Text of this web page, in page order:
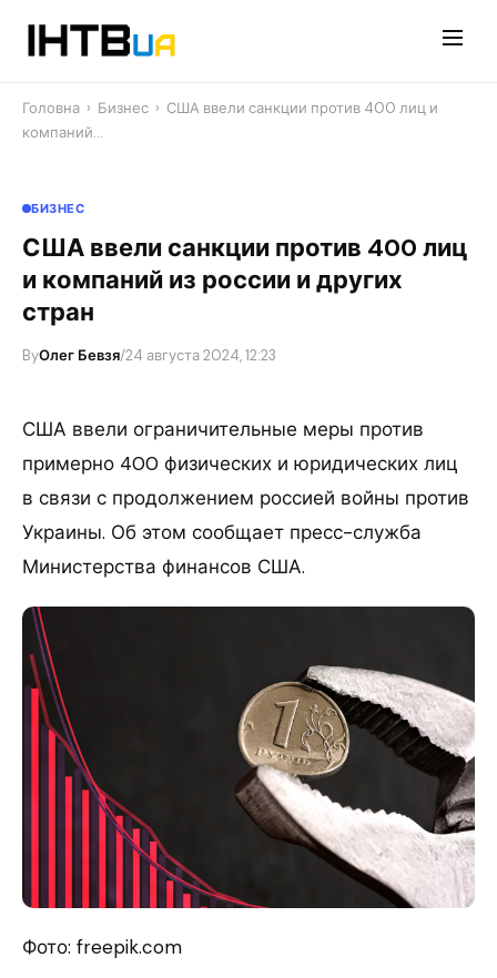
Головна › Бизнес › США ввели санкции против 400 лиц и
компаний…
БИЗНЕС
США ввели санкции против 400 лиц
и компаний из россии и других
стран
ByОлег Бевзя/24 августа 2024, 12:23
США ввели ограничительные меры против
примерно 400 физических и юридических лиц
в связи с продолжением россией войны против
Украины. Об этом сообщает пресс-служба
Министерства финансов США.
Фото: freepik.com